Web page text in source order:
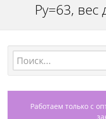
Ру=63, вес
Работаем только с